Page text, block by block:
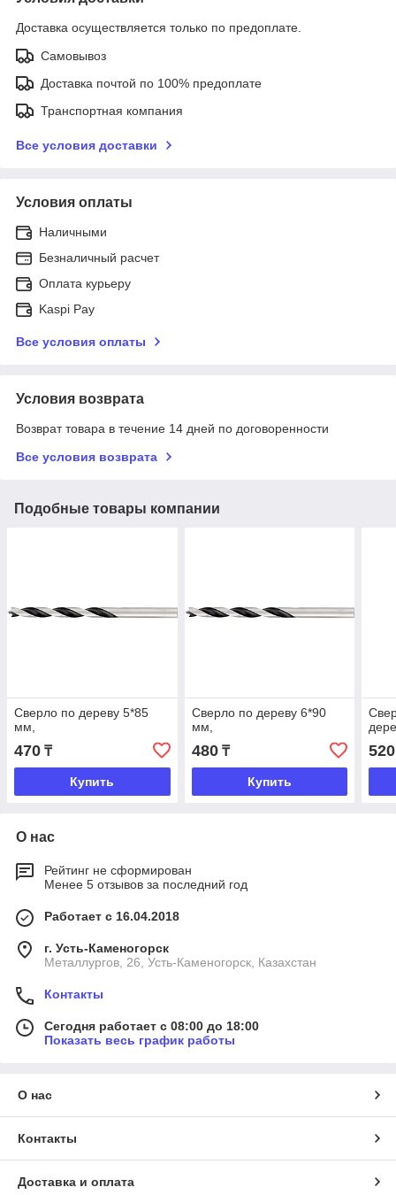
Доставка осуществляется только по предоплате.
Самовывоз
Доставка почтой по 100% предоплате
Транспортная компания
Все условия доставки
Условия оплаты
Наличными
Безналичный расчет
Оплата курьеру
Kaspi Pay
Все условия оплаты
Условия возврата
Возврат товара в течение 14 дней по договоренности
Все условия возврата
Подобные товары компании
Сверло по дереву 5*85
мм,
470 ₸
Купить
Сверло по дереву 6*90
мм,
480₸
Купить
520
О нас
Рейтинг не сформирован
Менее 5 отзывов за последний год
Работает с 16.04.2018
г. Усть-Каменогорск
Металлургов, 26, Усть-Каменогорск, Казахстан
Контакты
Сегодня работает с 08:00 до 18:00
Показать весь график работы
О нас
Контакты
Доставка и оплата